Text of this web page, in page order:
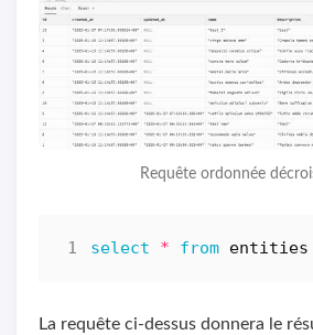
Requête ordonnée
select * from entities
La requête ci-dessus donnera le